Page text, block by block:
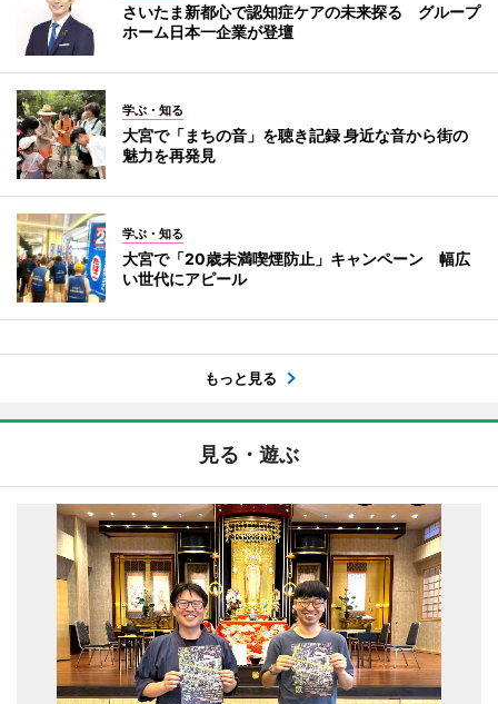
さいたま新都心で認知症ケアの未来探る グループ
ホーム日本一企業が登壇
学ぶ・知る
大宮で「まちの音」を聴き記録 身近な音から街の
魅力を再発見
学ぶ・知る
大宮で「20歳未満喫煙防止」キャンペーン 幅広
い世代にアピール
もっと見る
見る・遊ぶ